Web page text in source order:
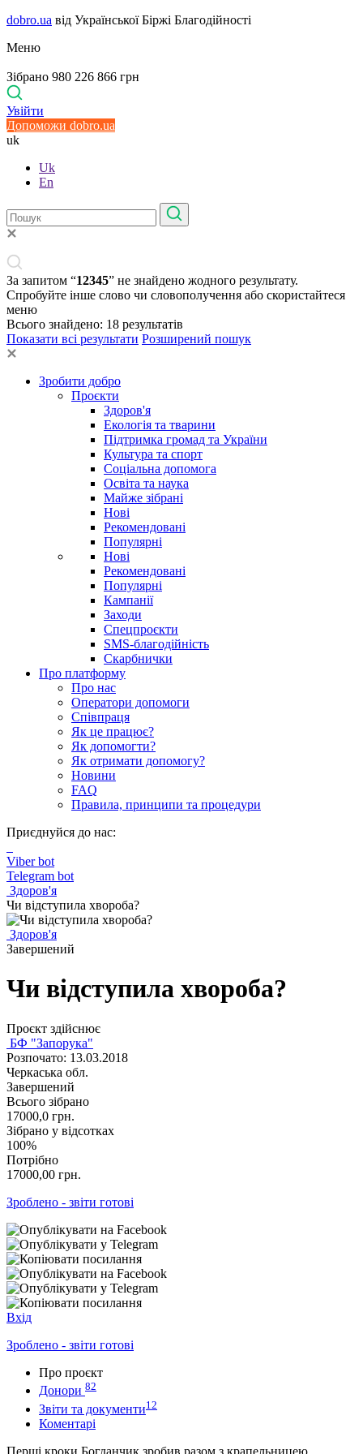
dobro.ua від Української Біржі Благодійності
Меню
Зібрано 980 226 866 грн
Увійти
Допоможи dobro.ua
uk
Uk
En
За запитом “12345” не знайдено жодного результату.
Спробуйте інше слово чи словополучення або скористайтеся
меню
Всього знайдено: 18 результатів
Показати всі результати Розширений пошук
Зробити добро
Проєкти
Здоров'я
Екологія та тварини
Підтримка громад та України
Культура та спорт
Соціальна допомога
Освіта та наука
Майже зібрані
Нові
Рекомендовані
Популярні
Нові
Рекомендовані
Популярні
Кампанії
Заходи
Спецпроєкти
SMS-благодійність
Скарбнички
Про платформу
Про нас
Оператори допомоги
Співпраця
Як це працює?
Як допомогти?
Як отримати допомогу?
Новини
FAQ
Правила, принципи та процедури
Приєднуйся до нас:
Viber bot
Telegram bot
Здоров'я
Чи відступила хвороба?
Здоров'я
Завершений
Чи відступила хвороба?
Проєкт здійснює
БФ "Запорука"
Розпочато: 13.03.2018
Черкаська обл.
Завершений
Всього зібрано
17000,0 грн.
Зібрано у відсотках
100%
Потрібно
17000,00 грн.
Зроблено - звіти готові
Вхід
Зроблено - звіти готові
Про проєкт
Донори 82
Звіти та документи12
Коментарі
Перші кроки Богданчик зробив разом з крапельницею.